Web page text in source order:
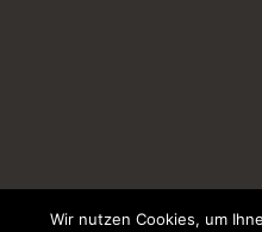
Wir nutzen Cookies, um